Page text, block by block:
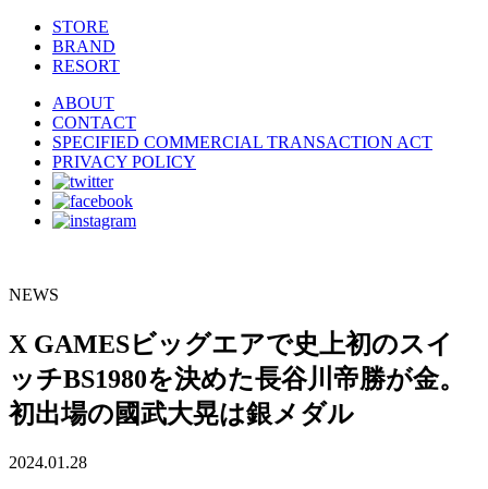
STORE
BRAND
RESORT
ABOUT
CONTACT
SPECIFIED COMMERCIAL TRANSACTION ACT
PRIVACY POLICY
NEWS
X GAMESビッグエアで史上初のスイ
ッチBS1980を決めた長谷川帝勝が金。
初出場の國武大晃は銀メダル
2024.01.28